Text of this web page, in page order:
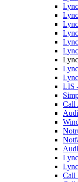
LIS
Call
Call